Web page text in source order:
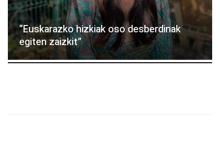
“Euskarazko hizkiak oso desberdinak
egiten zaizkit”